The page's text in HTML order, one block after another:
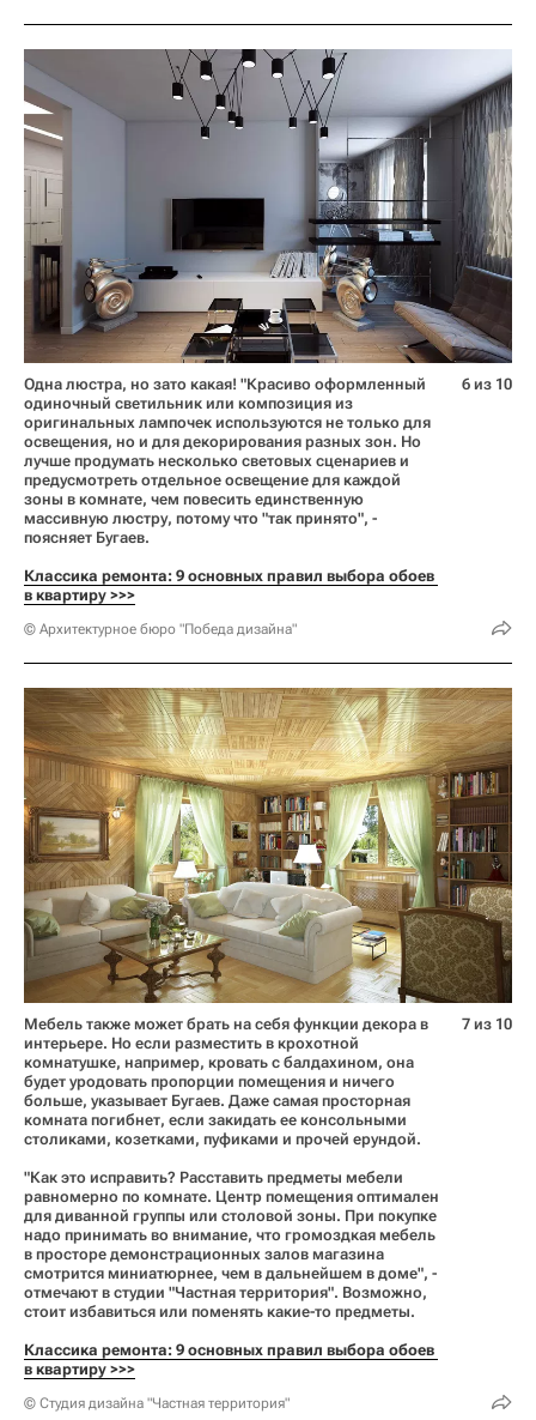
Одна люстра, но зато какая! "Красиво оформленный
одиночный светильник или композиция из
оригинальных лампочек используются не только для
освещения, но и для декорирования разных зон. Но
лучше продумать несколько световых сценариев и
предусмотреть отдельное освещение для каждой
зоны в комнате, чем повесить единственную
массивную люстру, потому что "так принято", -
поясняет Бугаев.
Классика ремонта: 9 основных правил выбора обоев
в квартиру >>>
© Архитектурное бюро "Победа дизайна"
6 из 10
Мебель также может брать на себя функции декора в
интерьере. Но если разместить в крохотной
комнатушке, например, кровать с балдахином, она
будет уродовать пропорции помещения и ничего
больше, указывает Бугаев. Даже самая просторная
комната погибнет, если закидать ее консольными
столиками, козетками, пуфиками и прочей ерундой.
"Как это исправить? Расставить предметы мебели
равномерно по комнате. Центр помещения оптимален
для диванной группы или столовой зоны. При покупке
надо принимать во внимание, что громоздкая мебель
в просторе демонстрационных залов магазина
смотрится миниатюрнее, чем в дальнейшем в доме", -
отмечают в студии "Частная территория". Возможно,
стоит избавиться или поменять какие-то предметы.
Классика ремонта: 9 основных правил выбора обоев
в квартиру >>>
© Студия дизайна "Частная территория"
7 из 10